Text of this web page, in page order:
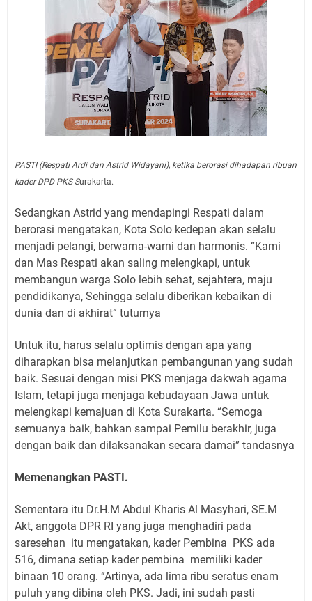
PASTI (Respati Ardi dan Astrid Widayani), ketika berorasi dihadapan ribuan
kader DPD PKS Surakarta.
Sedangkan Astrid yang mendapingi Respati dalam
berorasi mengatakan, Kota Solo kedepan akan selalu
menjadi pelangi, berwarna-warni dan harmonis. “Kami
dan Mas Respati akan saling melengkapi, untuk
membangun warga Solo lebih sehat, sejahtera, maju
pendidikanya, Sehingga selalu diberikan kebaikan di
dunia dan di akhirat” tuturnya
Untuk itu, harus selalu optimis dengan apa yang
diharapkan bisa melanjutkan pembangunan yang sudah
baik. Sesuai dengan misi PKS menjaga dakwah agama
Islam, tetapi juga menjaga kebudayaan Jawa untuk
melengkapi kemajuan di Kota Surakarta. “Semoga
semuanya baik, bahkan sampai Pemilu berakhir, juga
dengan baik dan dilaksanakan secara damai” tandasnya
Memenangkan PASTI.
Sementara itu Dr.H.M Abdul Kharis Al Masyhari, SE.M
Akt, anggota DPR RI yang juga menghadiri pada
saresehan itu mengatakan, kader Pembina PKS ada
516, dimana setiap kader pembina memiliki kader
binaan 10 orang. “Artinya, ada lima ribu seratus enam
puluh yang dibina oleh PKS. Jadi, ini sudah pasti